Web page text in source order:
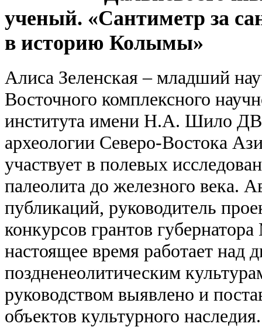
ученый. «Сантиметр за
в историю Колымы»
Алиса Зеленская – младший
Восточного комплексного
института имени Н.А. Шило
археологии Северо-Востока
участвует в полевых
палеолита до железного века.
публикаций, руководитель
конкурсов грантов
настоящее время работает над
поздненеолитическим
руководством выявлено и
объектов культурного наследия.